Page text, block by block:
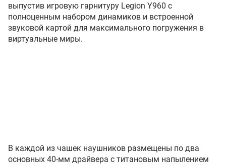
выпустив игровую гарнитуру Legion Y960 с
полноценным набором динамиков и встроенной
звуковой картой для максимального погружения в
виртуальные миры.
В каждой из чашек наушников размещены по два
основных 40-мм драйвера с титановым напылением